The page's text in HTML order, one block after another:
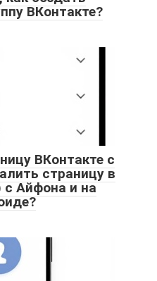
ВКонтакте?
ВКонтакте с
страницу в
с Айфона и на